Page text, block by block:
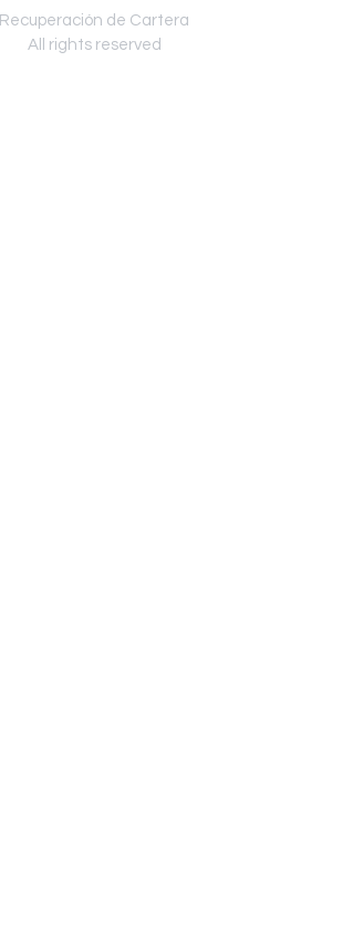
Recuperación de Cartera
All rights reserved